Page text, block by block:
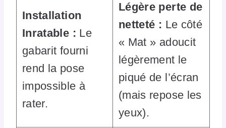
Installation
Inratable : Le
gabarit fourni
rend la pose
impossible à
rater.
Légère perte de
netteté : Le côté
« Mat » adoucit
légèrement le
piqué de l’écran
(mais repose les
yeux).